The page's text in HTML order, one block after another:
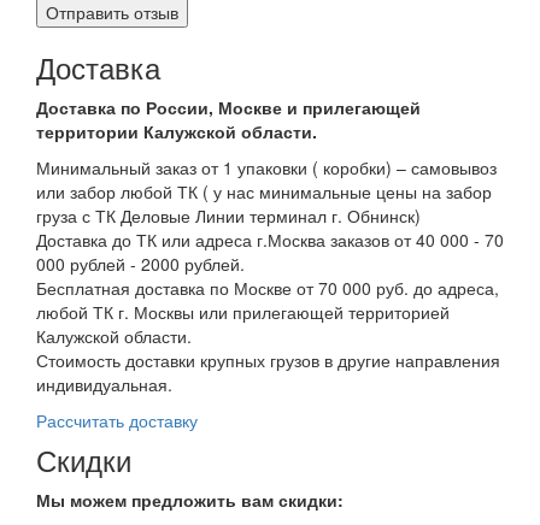
Доставка
Доставка по России, Москве и прилегающей
территории Калужской области.
Минимальный заказ от 1 упаковки ( коробки) – самовывоз
или забор любой ТК ( у нас минимальные цены на забор
груза с ТК Деловые Линии терминал г. Обнинск)
Доставка до ТК или адреса г.Москва заказов от 40 000 - 70
000 рублей - 2000 рублей.
Бесплатная доставка по Москве от 70 000 руб. до адреса,
любой ТК г. Москвы или прилегающей территорией
Калужской области.
Стоимость доставки крупных грузов в другие направления
индивидуальная.
Рассчитать доставку
Скидки
Мы можем предложить вам скидки: